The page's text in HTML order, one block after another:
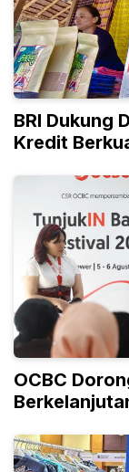
BRI Dukung
Kredit
OCBC